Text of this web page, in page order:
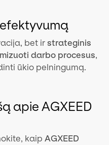
bet ir strateginis
darbo procesus,
ūkio pelningumą.
apie AGXEED
kaip AGXEED